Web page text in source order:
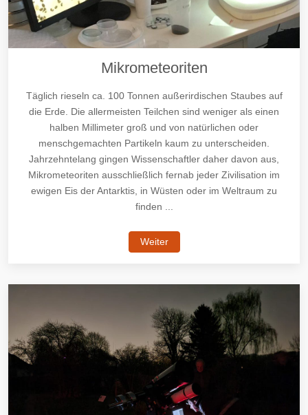
Mikrometeoriten
Täglich rieseln ca. 100 Tonnen außerirdischen Staubes auf
die Erde. Die allermeisten Teilchen sind weniger als einen
halben Millimeter groß und von natürlichen oder
menschgemachten Partikeln kaum zu unterscheiden.
Jahrzehntelang gingen Wissenschaftler daher davon aus,
Mikrometeoriten ausschließlich fernab jeder Zivilisation im
ewigen Eis der Antarktis, in Wüsten oder im Weltraum zu
finden ...
Weiter